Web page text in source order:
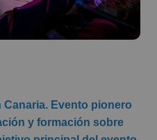
Canaria. Evento pionero
y formación sobre